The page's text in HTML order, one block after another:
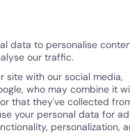
entre
al trabajo
Fomenta los
de trabajo
y
data to personalise
our traffic.
site with our social media,
who may combine it
that they've collected
your personal data for ad
personalization,